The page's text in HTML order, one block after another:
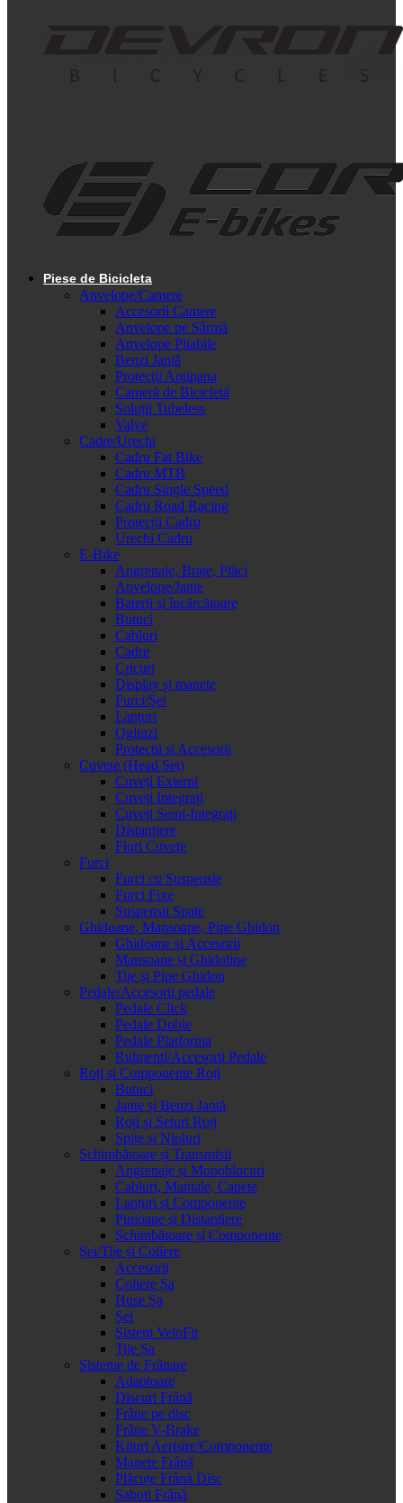
Piese de Bicicleta
Anvelope/Camere
Accesorii Camere
Anvelope pe Sârmă
Anvelope Pliabile
Benzi Jantă
Protecții Antipana
Cameră de Bicicletă
Soluții Tubeless
Valve
Cadre/Urechi
Cadru Fat Bike
Cadru MTB
Cadru Single Speed
Cadru Road Racing
Protecții Cadru
Urechi Cadru
E-Bike
Angrenaje, Brațe, Plăci
Anvelope/Jante
Baterii și încărcătoare
Butuci
Cabluri
Cadre
Cricuri
Display și manete
Furci/Șei
Lanțuri
Oglinzi
Protectii si Accesorii
Cuvete (Head Set)
Cuveți Externi
Cuveți Integrați
Cuveți Semi-Integrați
Distanțiere
Flori Cuvete
Furci
Furci cu Suspensie
Furci Fixe
Suspensii Spate
Ghidoane, Mansoane, Pipe Ghidon
Ghidoane și Accesorii
Mansoane și Ghidoline
Tije și Pipe Ghidon
Pedale/Accesorii pedale
Pedale Click
Pedale Duble
Pedale Platforma
Rulmenti/Accesorii Pedale
Roți și Componente Roți
Butuci
Jante și Benzi Jantă
Roți și Seturi Roți
Spițe și Nipluri
Schimbătoare și Transmisii
Angrenaje și Monoblocuri
Cabluri, Mantale, Capete
Lanțuri și Componente
Pinioane și Distanțiere
Schimbătoare și Componente
Șei/Tije și Coliere
Accesorii
Coliere Șa
Huse Șa
Șei
Sistem VeloFit
Tije Șa
Sisteme de Frânare
Adaptoare
Discuri Frână
Frâne pe disc
Frâne V-Brake
Kituri Aerisire/Componente
Manete Frână
Plăcuțe Frână Disc
Saboti Frână